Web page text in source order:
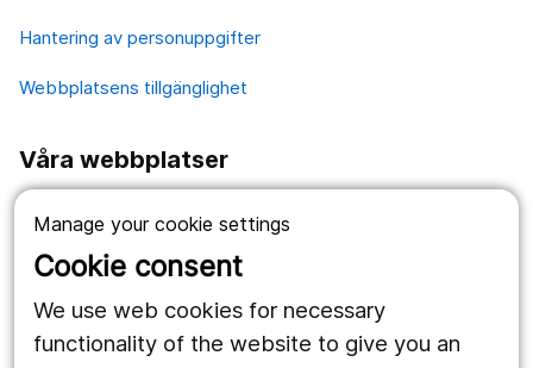
Manage your cookie settings
Cookie consent
We use web cookies for necessary
functionality of the website to give you an
Hantering av personuppgifter
Webbplatsens tillgänglighet
Våra webbplatser
Länstrafiken
Region Örebro län